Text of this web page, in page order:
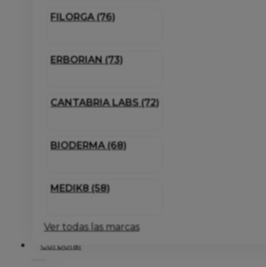
FILORGA (76)
ERBORIAN (73)
CANTABRIA LABS (72)
BIODERMA (68)
MEDIK8 (58)
Ver todas las marcas
Corporal